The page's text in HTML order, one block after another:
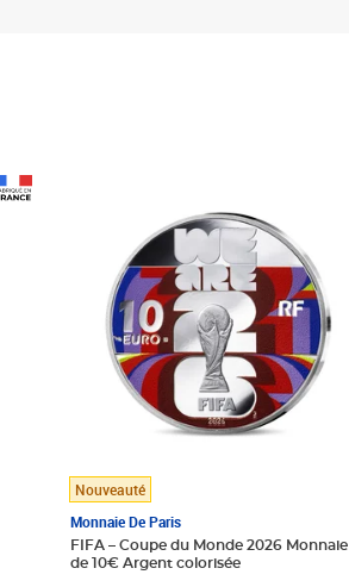
Nouveauté
Monnaie De Paris
FIFA – Coupe du Monde 2026 Monnaie
de 10€ Argent colorisée